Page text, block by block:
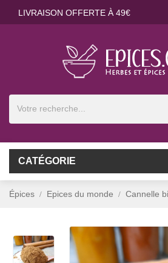
LIVRAISON OFFERTE À 49€
CATÉGORIE
Épices Epices du monde Cannelle